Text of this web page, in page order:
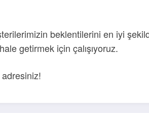
beklentilerini en iyi
getirmek için çalışıyoruz.